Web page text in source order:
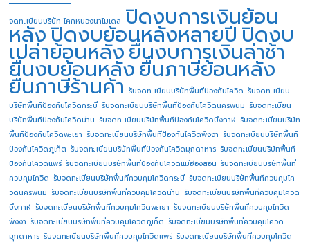
จดทะเบียนบริษัท โคกหนองนาโมเดล ปิดงบการเงินย้อน
หลังปิดงบย้อนหลังหลายปี ปิดงบ
เปล่าย้อนหลังยื่นงบการเงินล่าช้า
ยื่นงบย้อนหลังยื่นภาษีย้อนหลัง
ยื่นภาษีร้านค้า รับจดทะเบียนบริษัทพื้นทีป้องกันโควิด รับจดทะเบียน
บริษัทพื้นทีป้องกันโควิดกระบี่ รับจดทะเบียนบริษัทพื้นทีป้องกันโควิดนครพนม รับจดทะเบียน
บริษัทพื้นทีป้องกันโควิดน่าน รับจดทะเบียนบริษัทพื้นทีป้องกันโควิดบึงกาฬ รับจดทะเบียนบริษัท
พื้นทีป้องกันโควิดพะเยา รับจดทะเบียนบริษัทพื้นทีป้องกันโควิดพังงา รับจดทะเบียนบริษัทพื้นที
ป้องกันโควิดภูเก็ต รับจดทะเบียนบริษัทพื้นทีป้องกันโควิดมุกดาหาร รับจดทะเบียนบริษัทพื้นที
ป้องกันโควิดแพร่ รับจดทะเบียนบริษัทพื้นทีป้องกันโควิดแม่ฮ่องสอน รับจดทะเบียนบริษัทพื้นที่
ควบคุมโควิด รับจดทะเบียนบริษัทพื้นที่ควบคุมโควิดกระบี่ รับจดทะเบียนบริษัทพื้นที่ควบคุมโค
วิดนครพนม รับจดทะเบียนบริษัทพื้นที่ควบคุมโควิดน่าน รับจดทะเบียนบริษัทพื้นที่ควบคุมโควิด
บึงกาฬ รับจดทะเบียนบริษัทพื้นที่ควบคุมโควิดพะเยา รับจดทะเบียนบริษัทพื้นที่ควบคุมโควิด
พังงา รับจดทะเบียนบริษัทพื้นที่ควบคุมโควิดภูเก็ต รับจดทะเบียนบริษัทพื้นที่ควบคุมโควิด
มุกดาหาร รับจดทะเบียนบริษัทพื้นที่ควบคุมโควิดแพร่ รับจดทะเบียนบริษัทพื้นที่ควบคุมโควิด